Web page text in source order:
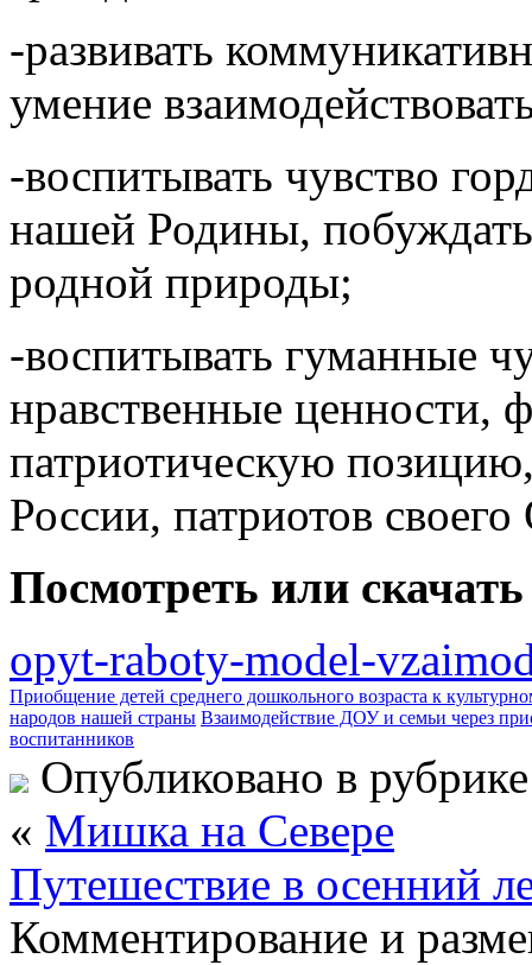
-развивать
умение
-воспитывать чувство
нашей Родины,
родной природы;
-воспитывать гуманные
нравственные ценности,
патриотическую
России, патриотов своего
Посмотреть или
opyt-raboty-model-
Приобщение детей среднего дошкольного возраста к
народов нашей страны Взаимодействие ДОУ и семьи через
воспитанников
Опубликовано в
« Мишка на Севере
Путешествие в осенний
Комментирование и